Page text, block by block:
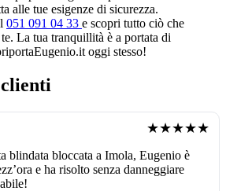
alle tue esigenze di sicurezza.
051 091 04 33 e scopri tutto ciò che
La tua tranquillità è a portata di
oggi stesso!
★★★★★
blindata bloccata a Imola, Eugenio è
e ha risolto senza danneggiare